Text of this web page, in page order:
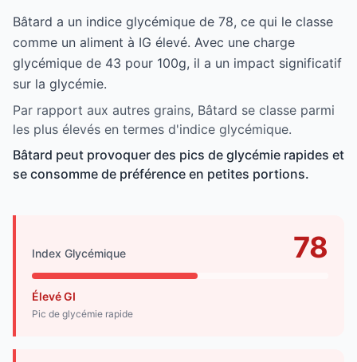
Bâtard a un indice glycémique de 78, ce qui le classe
comme un aliment à IG élevé. Avec une charge
glycémique de 43 pour 100g, il a un impact significatif
sur la glycémie.
Par rapport aux autres grains, Bâtard se classe parmi
les plus élevés en termes d'indice glycémique.
Bâtard peut provoquer des pics de glycémie rapides et
se consomme de préférence en petites portions.
Index Glycémique 78
Élevé GI
Pic de glycémie rapide